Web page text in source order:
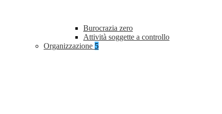
Burocrazia zero
Attività soggette a controllo
Organizzazione 5